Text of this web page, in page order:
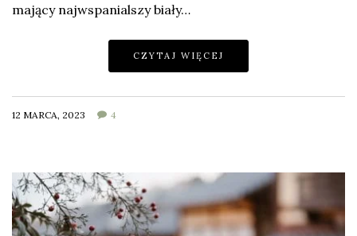
mający najwspanialszy biały…
CZYTAJ WIĘCEJ
12 MARCA, 2023 4